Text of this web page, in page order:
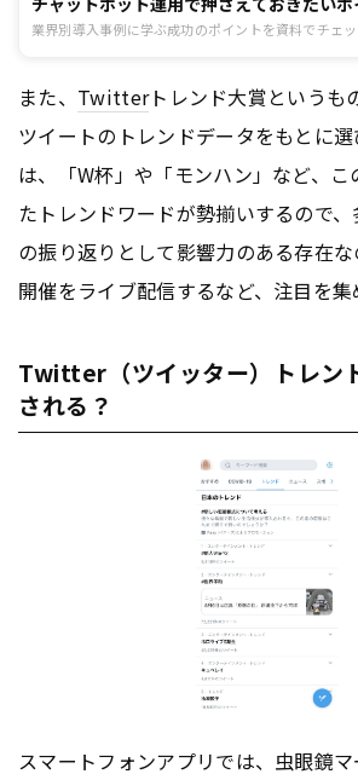
業界別導入事例に学ぶ成功のポイントを資料でチェ
また、 Twitterトレンド大賞というも
ツイートのトレンドデータをもとに
は、「W杯」や「モンハン」など、
たトレンドワードが勢揃いするので
の振り返りとして影響力のある存在
開催をライブ配信するなど、注目を集
Twitter（ツイッター）トレン
される？
スマートフォンアプリでは、虫眼鏡